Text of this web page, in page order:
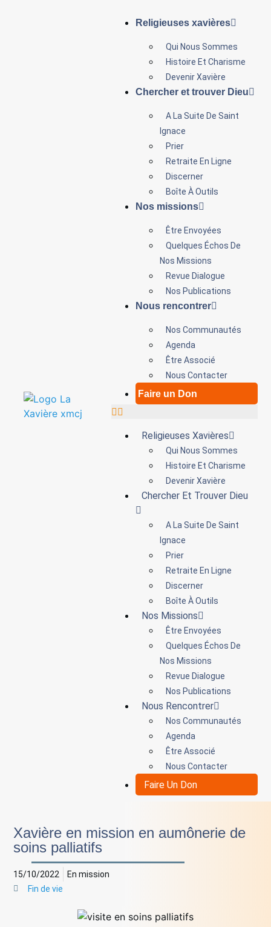
Religieuses xavières
Qui Nous Sommes
Histoire Et Charisme
Devenir Xavière
Chercher et trouver Dieu
A La Suite De Saint
Ignace
Prier
Retraite En Ligne
Discerner
Boîte À Outils
Nos missions
Être Envoyées
Quelques Échos De
Nos Missions
Revue Dialogue
Nos Publications
Nous rencontrer
Nos Communautés
Agenda
Être Associé
Nous Contacter
Faire un Don
Religieuses Xavières
Qui Nous Sommes
Histoire Et Charisme
Devenir Xavière
Chercher Et Trouver Dieu
A La Suite De Saint
Ignace
Prier
Retraite En Ligne
Discerner
Boîte À Outils
Nos Missions
Être Envoyées
Quelques Échos De
Nos Missions
Revue Dialogue
Nos Publications
Nous Rencontrer
Nos Communautés
Agenda
Être Associé
Nous Contacter
Faire Un Don
Xavière en mission en aumônerie de
soins palliatifs
15/10/2022
En mission
Fin de vie